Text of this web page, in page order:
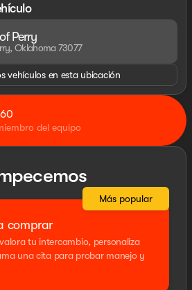
Perry
Oklahoma 73077
vehículos en esta ubicación
del equipo
comprar
tu intercambio, personaliza
una cita para probar manejo y
Más popular